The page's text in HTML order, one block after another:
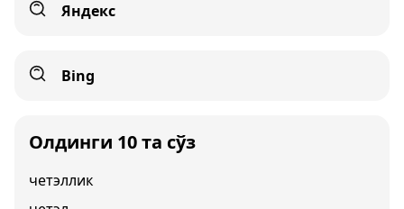
Яндекс
Bing
Олдинги 10 та сўз
четэллик